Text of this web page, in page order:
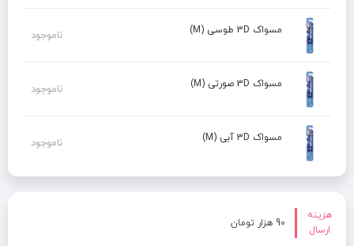
مسواک 3D طوسی (M) ناموجود
مسواک 3D صورتی (M) ناموجود
مسواک 3D آبی (M) ناموجود
هزینه
ارسال
90 هزار تومان